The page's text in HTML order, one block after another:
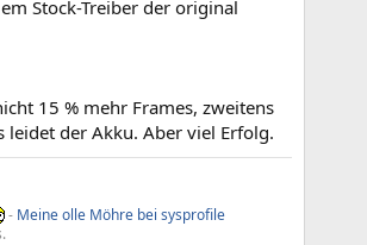
Stock-Treiber der original
15 % mehr Frames, zweitens
der Akku. Aber viel Erfolg.
- Meine olle Möhre bei sysprofile